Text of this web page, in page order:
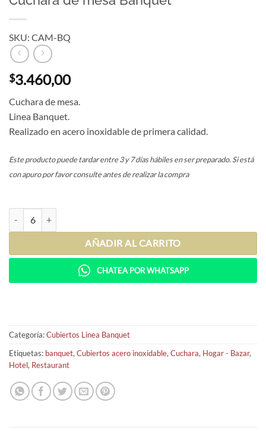
SKU: CAM-BQ
$3.460,00
Cuchara de mesa.
Linea Banquet.
Realizado en acero inoxidable de primera calidad.
Este producto puede tardar entre 3 y 7 días hábiles en ser preparado. Si está
con apuro por favor consulte antes de realizar la compra
AÑADIR AL CARRITO
CHATEA POR WHATSAPP
Categoría:Cubiertos Linea Banquet
Etiquetas: banquet, Cubiertos acero inoxidable, Cuchara, Hogar - Bazar,
Hotel, Restaurant